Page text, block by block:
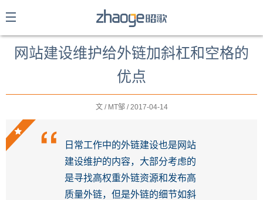
提交
网站建设维护给外链加斜杠和空格的
优点
文 / MT邹 / 2017-04-14
日常工作中的外链建设也是网站
建设维护的内容，大部分考虑的
是寻找高权重外链资源和发布高
质量外链，但是外链的细节如斜